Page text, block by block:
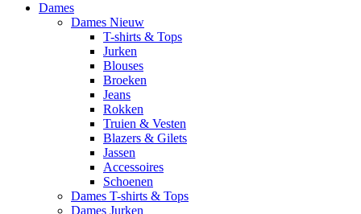
Dames
Dames Nieuw
T-shirts & Tops
Jurken
Blouses
Broeken
Jeans
Rokken
Truien & Vesten
Blazers & Gilets
Jassen
Accessoires
Schoenen
Dames T-shirts & Tops
Dames Jurken